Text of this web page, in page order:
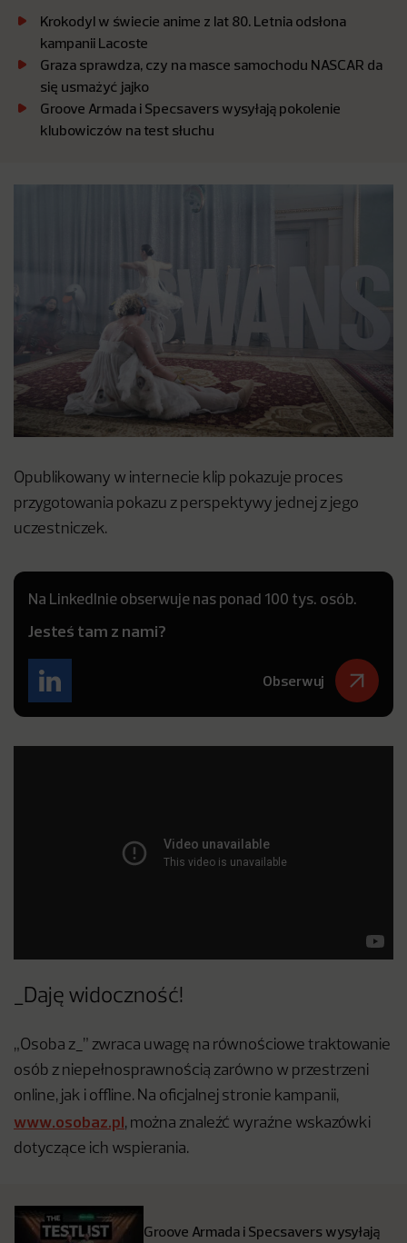
Krokodyl w świecie anime z lat 80. Letnia odsłona
kampanii Lacoste
Graza sprawdza, czy na masce samochodu NASCAR da
się usmażyć jajko
Groove Armada i Specsavers wysyłają pokolenie
klubowiczów na test słuchu
Opublikowany w internecie klip pokazuje proces
przygotowania pokazu z perspektywy jednej z jego
uczestniczek.
Na LinkedInie obserwuje nas ponad 100 tys. osób.
Jesteś tam z nami?
Obserwuj
_Daję widoczność!
„Osoba z_” zwraca uwagę na równościowe traktowanie
osób z niepełnosprawnością zarówno w przestrzeni
online, jak i offline. Na oficjalnej stronie kampanii,
www.osobaz.pl, można znaleźć wyraźne wskazówki
dotyczące ich wspierania.
Groove Armada i Specsavers wysyłają